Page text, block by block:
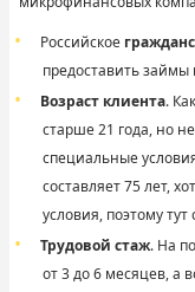
Российское
предоставить
Возраст клиента.
старше 21 года, но
специальные
составляет 75 лет,
условия, поэтому тут
Трудовой стаж. На
от 3 до 6 месяцев, а